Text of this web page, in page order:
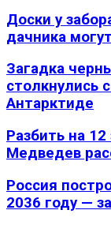
Доски у
дачника
Загадка
столкнулись
Антарктиде
Разбить на 12
Медведев
Россия
2036 году —